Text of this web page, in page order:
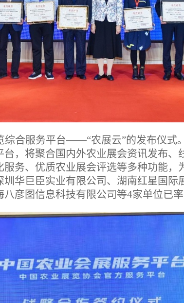
综合服务平台——“农展云”的发布仪式
，将聚合国内外农业展会资讯发布、
务、优质农业展会评选等多种功能，
华巨臣实业有限公司、湖南红星国际
彦图信息科技有限公司等4家单位已率